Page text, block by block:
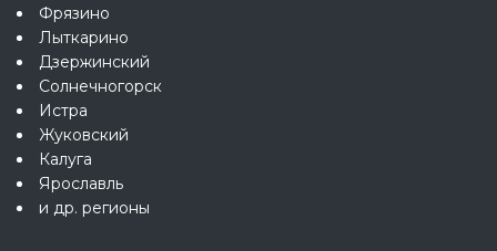
Фрязино
Лыткарино
Дзержинский
Солнечногорск
Истра
Жуковский
Калуга
Ярославль
и др. регионы